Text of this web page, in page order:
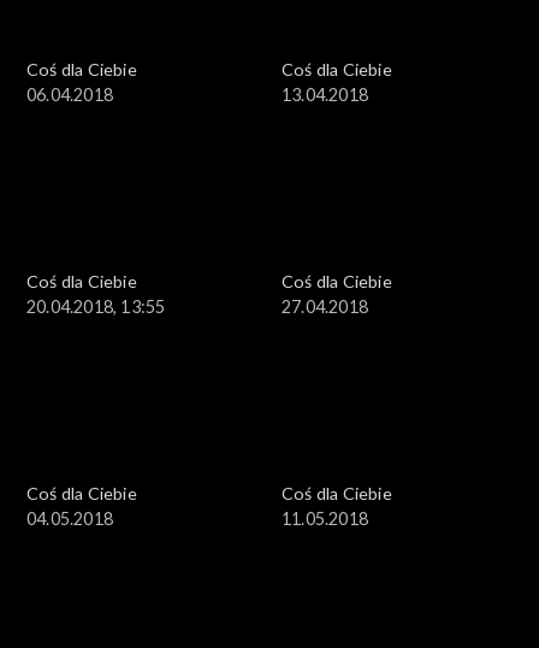
Coś dla Ciebie
06.04.2018
Coś dla Ciebie
13.04.2018
Coś dla Ciebie
20.04.2018, 13:55
Coś dla Ciebie
27.04.2018
Coś dla Ciebie
04.05.2018
Coś dla Ciebie
11.05.2018